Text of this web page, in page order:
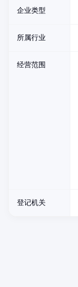
企业类型
所属行业
经营范围
登记机关